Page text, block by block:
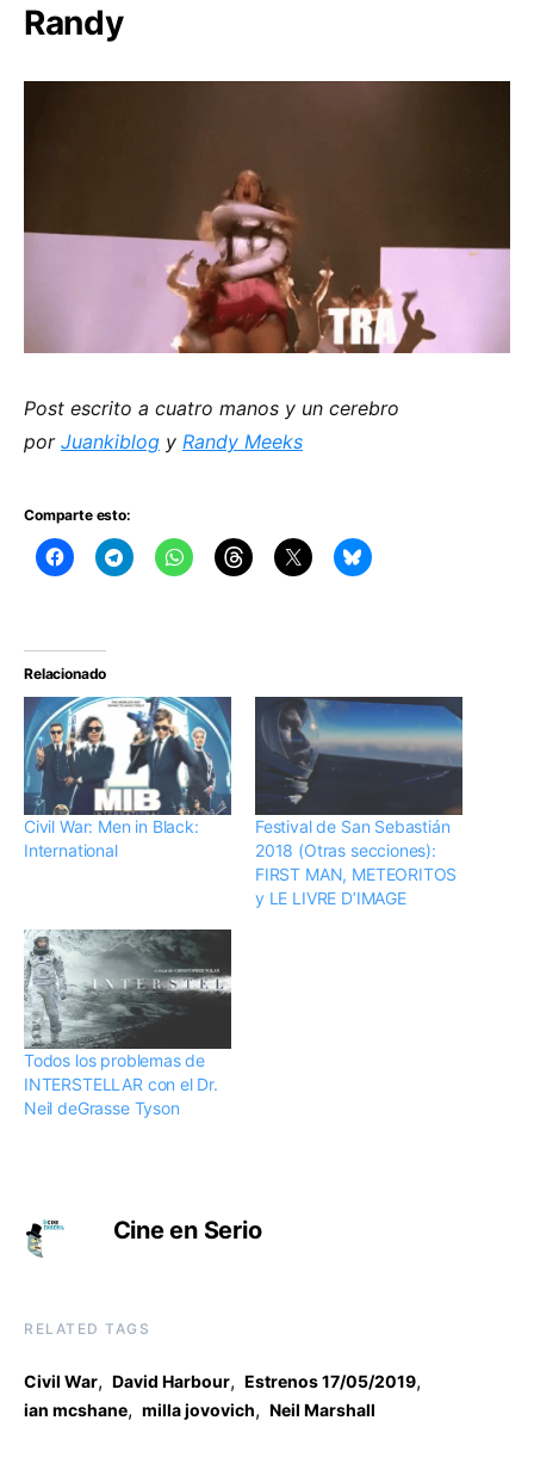
Randy
Post escrito a cuatro manos y un cerebro
por Juankiblog y Randy Meeks
Comparte esto:
Relacionado
Civil War: Men in Black:
International
Festival de San Sebastián
2018 (Otras secciones):
FIRST MAN, METEORITOS
y LE LIVRE D’IMAGE
Todos los problemas de
INTERSTELLAR con el Dr.
Neil deGrasse Tyson
Cine en Serio
RELATED TAGS
Civil War, David Harbour, Estrenos 17/05/2019,
ian mcshane, milla jovovich, Neil Marshall